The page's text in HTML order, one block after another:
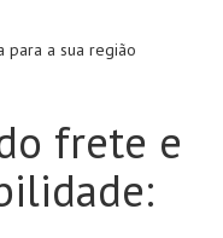
a sua região
frete e